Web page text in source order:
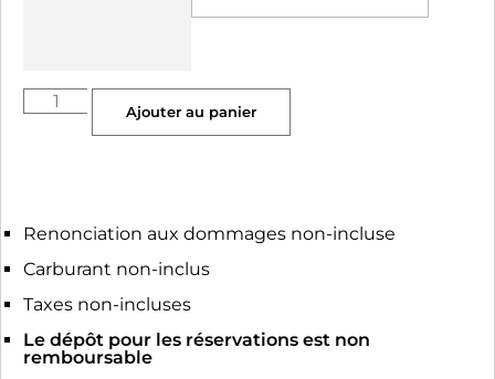
Ajouter au panier
Renonciation aux dommages non-incluse
Carburant non-inclus
Taxes non-incluses
Le dépôt pour les réservations est non
remboursable